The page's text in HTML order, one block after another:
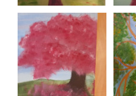
Rinarda Kalnēja
„Mana